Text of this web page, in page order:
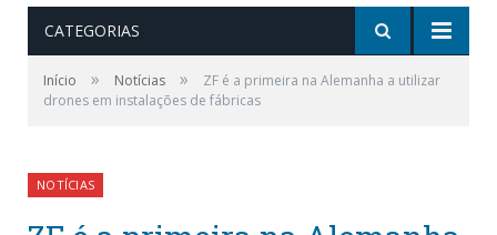
CATEGORIAS
Início » Notícias »
ZF é a primeira na Alemanha a utilizar
drones em instalações de fábricas
NOTÍCIAS